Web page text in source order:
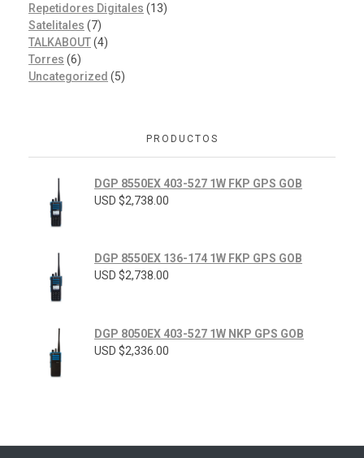
Repetidores Digitales (13)
Satelitales (7)
TALKABOUT(4)
Torres (6)
Uncategorized (5)
PRODUCTOS
DGP 8550EX 403-527 1W FKP GPS GOB
USD $2,738.00
DGP 8550EX 136-174 1W FKP GPS GOB
USD $2,738.00
DGP 8050EX 403-527 1W NKP GPS GOB
USD $2,336.00